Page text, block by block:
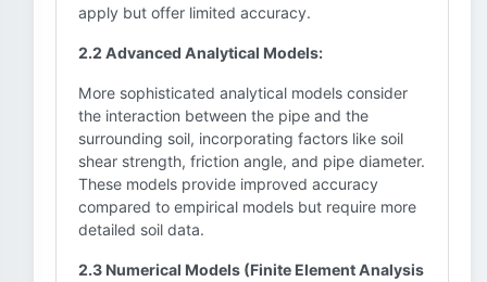
apply but offer limited accuracy.
2.2 Advanced Analytical Models:
More sophisticated analytical models consider
the interaction between the pipe and the
surrounding soil, incorporating factors like soil
shear strength, friction angle, and pipe diameter.
These models provide improved accuracy
compared to empirical models but require more
detailed soil data.
2.3 Numerical Models (Finite Element Analysis